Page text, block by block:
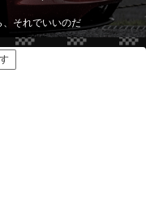
それでいいのだ